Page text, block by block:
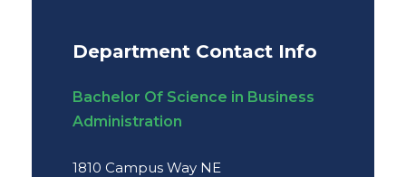
Department Contact Info
Bachelor Of Science in Business
Administration
1810 Campus Way NE